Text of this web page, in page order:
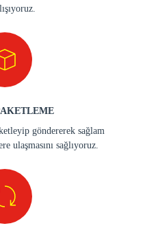
göndererek sağlam
ulaşmasını sağlıyoruz.